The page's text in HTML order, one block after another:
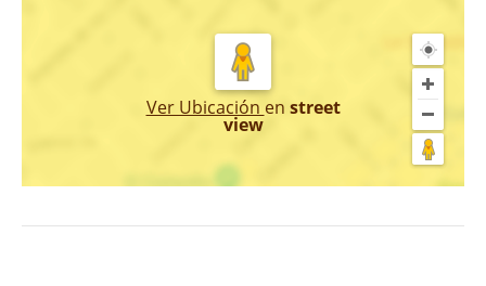
Ver Ubicación en street
view